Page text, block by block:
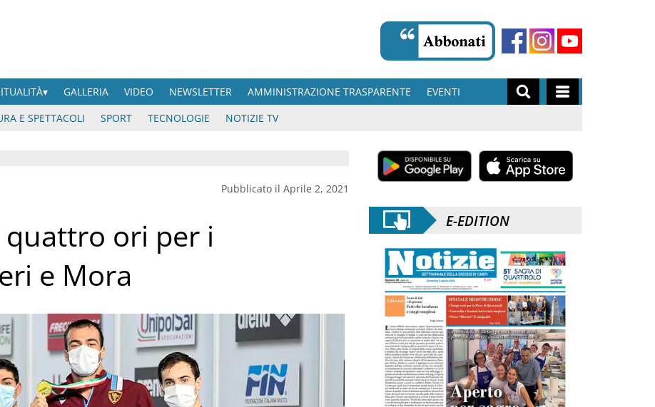
GALLERIA VIDEO NEWSLETTER AMMINISTRAZIONE TRASPARENTE
EVENTI
E SPETTACOLI SPORT TECNOLOGIE NOTIZIE TV
Pubblicato il Aprile 2, 2021
ori per i
e Mora
E-EDITION